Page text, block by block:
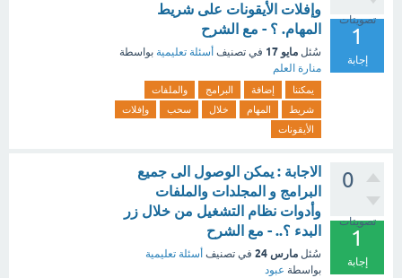
تصويتات
1
إجابة
وإفلات الأيقونات على شريط
المهام. ؟ - مع الشرح
سُئل مايو 17 في تصنيف أسئلة تعليمية بواسطة
منارة العلم
يمكننا إضافة البرامج
والملفات
شريط
المهام خلال سحب
وإفلات
الأيقونات
0
تصويتات
1
إجابة
الاجابة : يمكن الوصول الى جميع
البرامج و المجلدات والملفات
وأدوات نظام التشغيل من خلال زر
البدء ؟.. - مع الشرح
سُئل مارس 24 في تصنيف أسئلة تعليمية
بواسطة عبود